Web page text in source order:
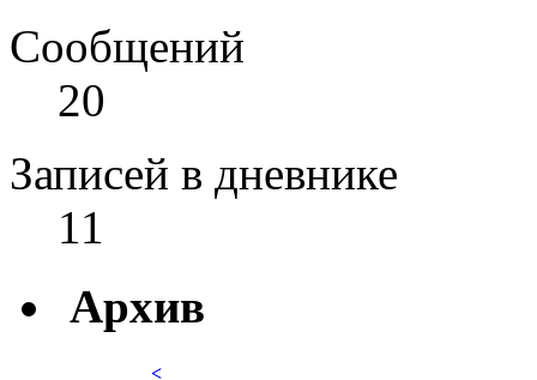
Сообщений
20
Записей в дневнике
11
Архив
<